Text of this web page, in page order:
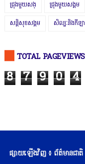
ជ្រុងមួយសង្ ជ្រុងមួយសង្គម
សន្តិសុខសង្គម សិល្បៈនិងកីឡា
TOTAL PAGEVIEWS
8 7 9 0 4
ផ្សាយឡើងវិញ ៖ ព័ត៌មានជា